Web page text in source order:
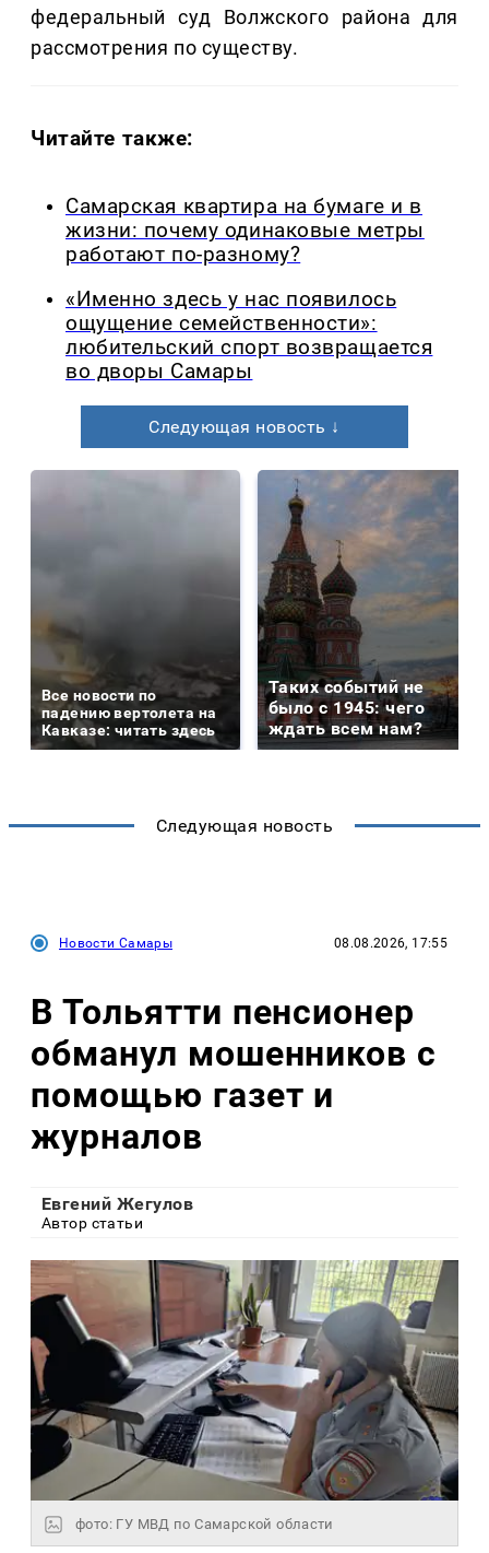
федеральный суд Волжского района для
рассмотрения по существу.
Читайте также:
Самарская квартира на бумаге и в
жизни: почему одинаковые метры
работают по-разному?
«Именно здесь у нас появилось
ощущение семейственности»:
любительский спорт возвращается
во дворы Самары
Следующая новость ↓
Все новости по
падению вертолета на
Кавказе: читать здесь
Таких событий не
было с 1945: чего
ждать всем нам?
Следующая новость
Новости Самары 08.08.2026, 17:55
В Тольятти пенсионер
обманул мошенников с
помощью газет и
журналов
Евгений Жегулов
Автор статьи
фото: ГУ МВД по Самарской области